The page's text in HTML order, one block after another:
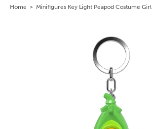
Home > Minifigures Key Light Peapod Costume Girl